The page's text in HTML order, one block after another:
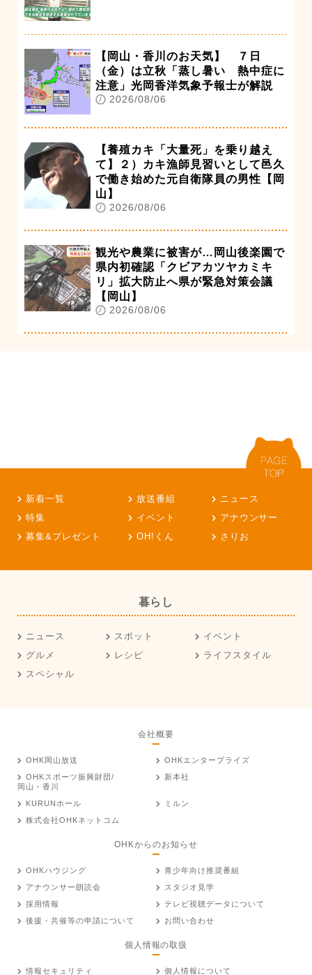
【岡山・香川のお天気】 ７日
（金）は立秋「蒸し暑い 熱中症に
注意」光岡香洋気象予報士が解説
2026/08/06
【養殖カキ「大量死」を乗り越え
て】２）カキ漁師見習いとして邑久
で働き始めた元自衛隊員の男性【岡
山】
2026/08/06
観光や農業に被害が…岡山後楽園で
県内初確認「クビアカツヤカミキ
リ」拡大防止へ県が緊急対策会議
【岡山】
2026/08/06
新着一覧 放送番組
ニュース
特集
イベント
アナウンサー
募集&プレゼント
OH!くん さりお
暮らし
ニュース スポット
イベント
グルメ
レシピ
ライフスタイル
スペシャル
会社概要
OHK岡山放送
OHKエンタープライズ
OHKスポーツ振興財団/
岡山・香川
新本社
KURUNホール
ミルン
株式会社OHKネットコム
OHKからのお知らせ
OHKハウジング
青少年向け推奨番組
アナウンサー朗読会
スタジオ見学
採用情報
テレビ視聴データについて
後援・共催等の申請について
お問い合わせ
個人情報の取扱
情報セキュリティ 個人情報について